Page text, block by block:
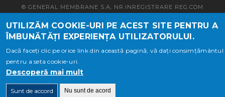
© GENERAL MEMBRANE S.A, NR.INREGISTRARE REG.COM
J10/497/1997, CUI RO 9761684, CAP.SOC. LEI 21.220.000
UTILIZĂM COOKIE-URI PE ACEST SITE PENTRU A
ÎMBUNĂTĂȚI EXPERIENȚA UTILIZATORULUI.
Dacă faceți clic pe orice link din această pagină, vă dați consimțământul
pentru a seta cookie-uri.
Descoperă mai mult
Sunt de accord Nu sunt de acord